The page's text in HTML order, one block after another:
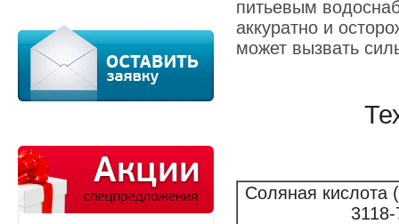
питьевым
аккуратно и
может вызвать
Соляная кислота